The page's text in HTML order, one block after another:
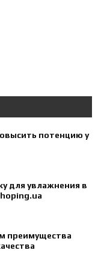
потенцию у
для увлажнения в
преимущества